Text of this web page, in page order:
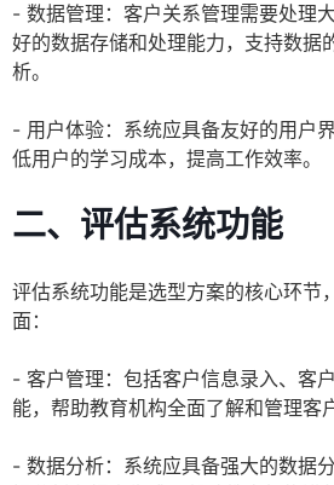
- 数据管理：客户关系管理需要处理
好的数据存储和处理能力，支持数据
析。
- 用户体验：系统应具备友好的用户
低用户的学习成本，提高工作效率。
二、评估系统功能
评估系统功能是选型方案的核心环节
面：
- 客户管理：包括客户信息录入、客
能，帮助教育机构全面了解和管理客户
- 数据分析：系统应具备强大的数据